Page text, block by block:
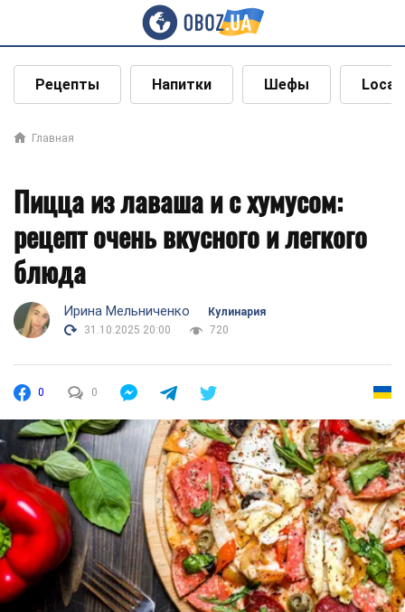
Рецепты Напитки Шефы Local
Главная
Пицца из лаваша и с хумусом:
рецепт очень вкусного и легкого
блюда
Ирина Мельниченко
Кулинария
31.10.2025 20:00
720
0 0